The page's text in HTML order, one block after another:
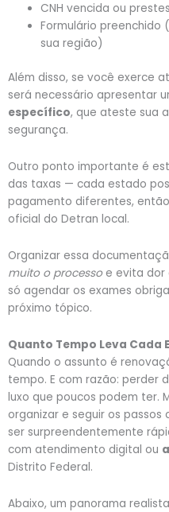
CNH vencida ou
Formulário preenchido
sua região)
Além disso, se você exerce
será necessário apresentar
específico, que ateste sua
segurança.
Outro ponto importante é
das taxas — cada estado
pagamento diferentes,
oficial do Detran local.
Organizar essa
muito o processoe evita dor
só agendar os exames
próximo tópico.
Quanto Tempo Leva Cada
Quando o assunto é
tempo. E com razão: perder
luxo que poucos podem ter.
organizar e seguir os
ser surpreendentemente
com atendimento digital ou
Distrito Federal.
Abaixo, um panorama